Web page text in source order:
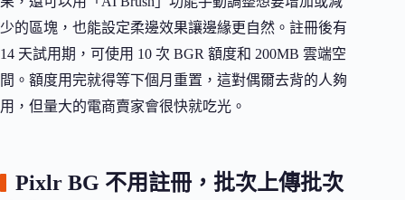
少的區塊，也能設定柔邊效果讓邊緣更自然。註冊後有
14 天試用期，可使用 10 次 BGR 額度和 200MB 雲端空
間。額度用完就得等下個月重置，這對偶爾去背的人夠
用，但量大的電商賣家會很快就吃光。
Pixlr BG 不用註冊，批次上傳批次